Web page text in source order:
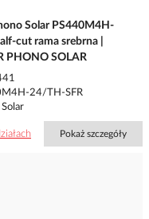
Solar PS440M4H-
cut rama srebrna |
PHONO SOLAR
24/TH-SFR
Solar
Pokaż szczegóły